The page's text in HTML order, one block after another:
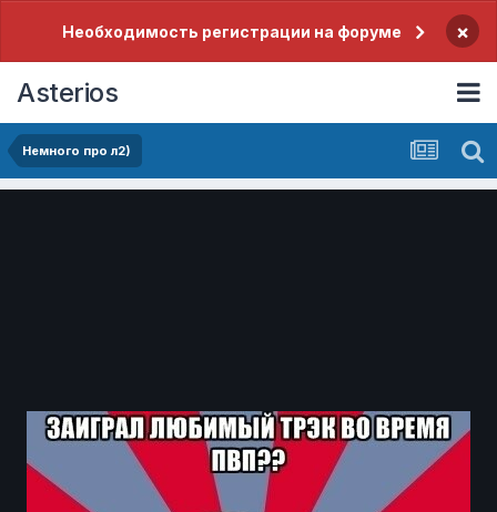
Необходимость регистрации на форуме ×
Asterios
Немного про л2)